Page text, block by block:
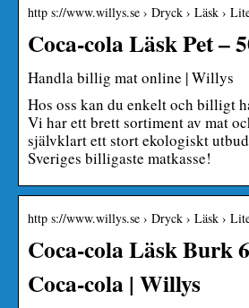
http s://www.willys.se › Dryck › Läsk ›
Coca-cola Läsk Pet –
Handla billig mat online | Willys
Hos oss kan du enkelt och billigt
Vi har ett brett sortiment av mat
självklart ett stort ekologiskt
Sveriges billigaste matkasse!
http s://www.willys.se › Dryck › Läsk ›
Coca-cola Läsk Burk
Coca-cola | Willys